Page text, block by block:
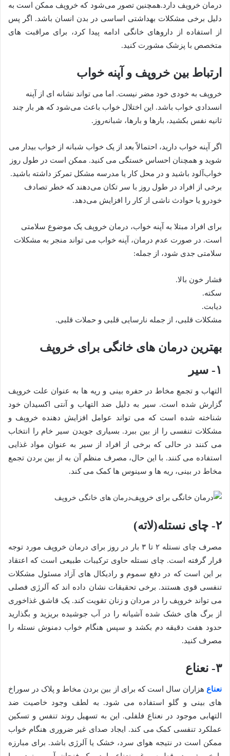
درمان خروپف دارد.همچنین تصور می‌شود که خروپف ممکن است به
دلیل برخی مشکلات بهداشتی اساسی در بدن انسان باشد. اگر پس
از استفاده از داروهای خانگی ادامه پیدا کرد، برای مراقبت های
متخصص با پزشک مشورت کنید.
ارتباط بین خروپف و آپنه خواب
خروپف به خودی خود مضر نیست. اما می تواند نشانه ای از آپنه
انسدادی خواب باشد. این اختلال خواب باعث می‌شود که هر بار چند
ثانیه نفس بکشید، بارها و بارها، شبانه‌روز.
اگر آپنه خواب دارید، احتمالاً بعد از یک خواب شبانه از خواب بیدار می
شوید و همچنان احساس خستگی می کنید. ممکن است در طول روز
خواب‌آلود باشید و در محل کار یا مدرسه مشکل تمرکز داشته باشید.
برخی از افراد در طول روز با سر تکان می‌دهند که خطر تصادف
خودرو یا حوادث ناشی از کار را افزایش می‌دهد.
برای افراد مبتلا به آپنه خواب، درمان خروپف یک موضوع سلامتی
است. در صورت عدم درمان، آپنه خواب می تواند منجر به مشکلات
سلامتی جدی شود، از جمله:
فشار خون بالا.
سکته.
دیابت.
مشکلات قلبی، از جمله نارسایی قلبی و حملات قلبی.
بهترین درمان های خانگی برای خروپف
۱- سیر
التهاب و تجمع مخاط در حفره بینی و ریه ها به عنوان علت خروپف
گزارش شده است. سیر به دلیل ضد التهاب و آنتی اکسیدان خود
شناخته شده است که می تواند عوامل افزایش دهنده خروپف و
مشکلات تنفسی را از بین ببرد. بسیاری جویدن سیر خام را انتخاب
می کنند در حالی که برخی از افراد از سیر به عنوان مواد غذایی
استفاده می کنند. با این حال، مصرف منظم آن به از بین بردن تجمع
مخاط در بینی، ریه ها و سینوس ها کمک می کند.
درمان های خانگی خروپف
۲- چای نستله(لاته)
مصرف چای نستله ۲ تا ۳ بار در روز برای درمان خروپف مورد توجه
قرار گرفته است. چای نستله حاوی ترکیبات طبیعی است که اعتقاد
بر این است که در دفع سموم و رادیکال های آزاد مسئول مشکلات
تنفسی قوی هستند. برخی تحقیقات نشان داده اند که آلرژی فصلی
می تواند خروپف را در مردان و زنان تقویت کند. یک قاشق غذاخوری
از برگ های خشک شده آشیانه را در آب جوشیده بریزید و بگذارید
حدود هفت دقیقه دم بکشد و سپس هنگام خواب دمنوش نستله را
مصرف کنید.
۳- نعناع
نعناع هزاران سال است که برای از بین بردن مخاط و پلاک در سوراخ
های بینی و گلو استفاده می شود. به لطف وجود خاصیت ضد
التهابی موجود در نعناع فلفلی. این به تسهیل روند تنفس و تسکین
عملکرد تنفسی کمک می کند. ایجاد صدای غیر ضروری هنگام خواب
ممکن است در نتیجه هوای سرد، خشک یا آلرژی باشد. برای مبارزه